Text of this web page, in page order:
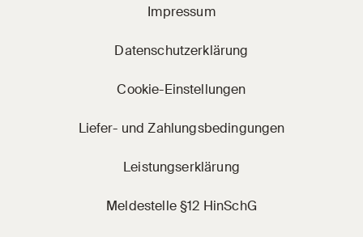
Impressum
Datenschutzerklärung
Cookie-Einstellungen
Liefer- und Zahlungsbedingungen
Leistungserklärung
Meldestelle §12 HinSchG